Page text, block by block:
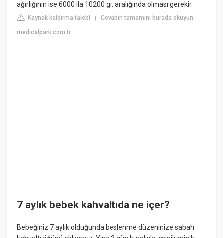
ağırlığının ise 6000 ila 10200 gr. aralığında olması gerekir.
Kaynak kaldırma talebi |Cevabın tamamını burada okuyun:
medicalpark.com.tr
7 aylık bebek kahvaltıda ne içer?
Bebeğiniz 7 aylık olduğunda beslenme düzeninize sabah